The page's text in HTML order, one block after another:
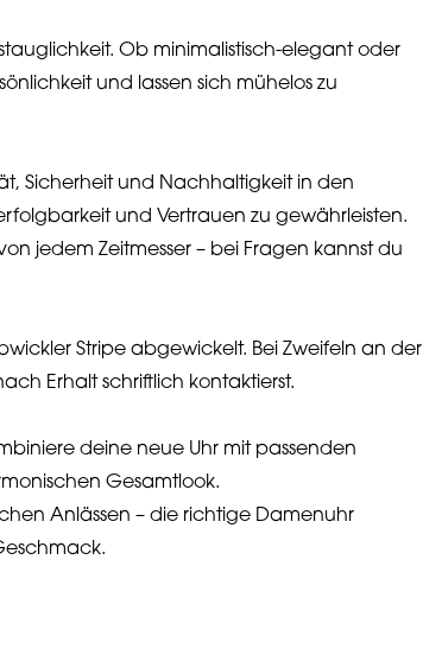
Ob minimalistisch-elegant oder
und lassen sich mühelos zu
Sicherheit und Nachhaltigkeit in den
und Vertrauen zu gewährleisten.
jedem Zeitmesser – bei Fragen kannst du
Stripe abgewickelt. Bei Zweifeln an der
Erhalt schriftlich kontaktierst.
deine neue Uhr mit passenden
Gesamtlook.
Anlässen – die richtige Damenuhr